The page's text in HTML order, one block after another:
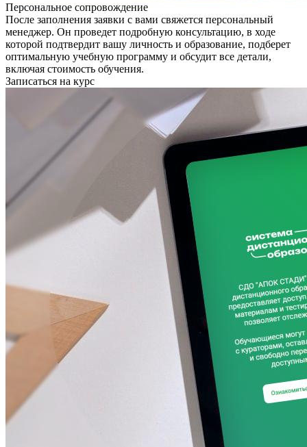
Персональное сопровождение
После заполнения заявки с вами свяжется персональный
менеджер. Он проведет подробную консультацию, в ходе
которой подтвердит вашу личность и образование, подберет
оптимальную учебную программу и обсудит все детали,
включая стоимость обучения.
Записаться на курс